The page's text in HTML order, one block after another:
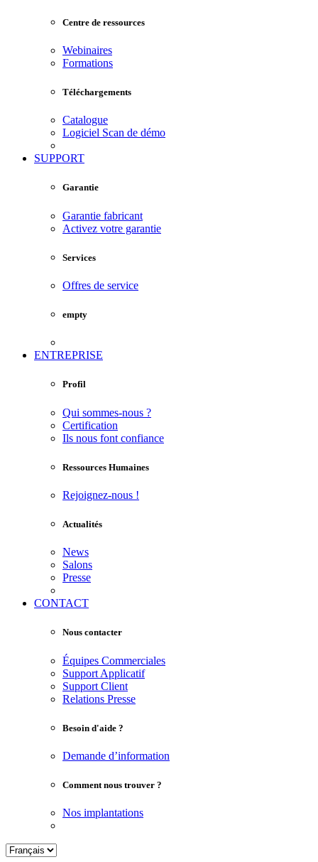
Centre de ressources
Webinaires
Formations
Téléchargements
Catalogue
Logiciel Scan de démo
SUPPORT
Garantie
Garantie fabricant
Activez votre garantie
Services
Offres de service
empty
ENTREPRISE
Profil
Qui sommes-nous ?
Certification
Ils nous font confiance
Ressources Humaines
Rejoignez-nous !
Actualités
News
Salons
Presse
CONTACT
Nous contacter
Équipes Commerciales
Support Applicatif
Support Client
Relations Presse
Besoin d'aide ?
Demande d’information
Comment nous trouver ?
Nos implantations